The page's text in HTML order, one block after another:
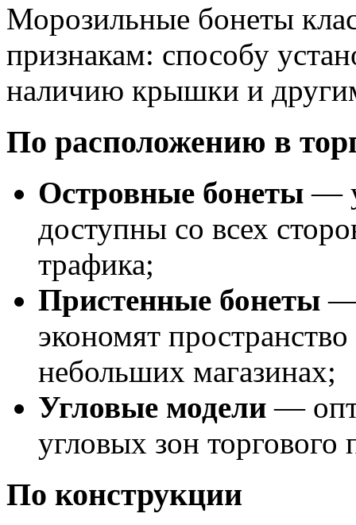
Морозильные бонеты
признакам: способу
наличию крышки и
По расположению в
Островные бонеты —
доступны со всех
трафика;
Пристенные бонеты —
экономят
небольших магазинах;
Угловые модели —
угловых зон
По конструкции